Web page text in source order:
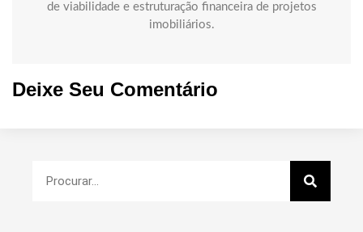
de viabilidade e estruturação financeira de projetos
imobiliários.
Deixe Seu Comentário